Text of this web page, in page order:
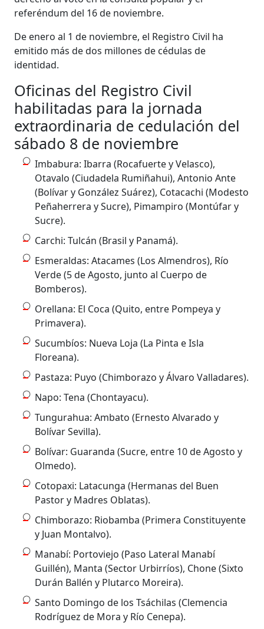
referéndum del 16 de noviembre.
De enero al 1 de noviembre, el Registro Civil ha
emitido más de dos millones de cédulas de
identidad.
Oficinas del Registro Civil
habilitadas para la jornada
extraordinaria de cedulación del
sábado 8 de noviembre
Imbabura: Ibarra (Rocafuerte y Velasco),
Otavalo (Ciudadela Rumiñahui), Antonio Ante
(Bolívar y González Suárez), Cotacachi (Modesto
Peñaherrera y Sucre), Pimampiro (Montúfar y
Sucre).
Carchi: Tulcán (Brasil y Panamá).
Esmeraldas: Atacames (Los Almendros), Río
Verde (5 de Agosto, junto al Cuerpo de
Bomberos).
Orellana: El Coca (Quito, entre Pompeya y
Primavera).
Sucumbíos: Nueva Loja (La Pinta e Isla
Floreana).
Pastaza: Puyo (Chimborazo y Álvaro Valladares).
Napo: Tena (Chontayacu).
Tungurahua: Ambato (Ernesto Alvarado y
Bolívar Sevilla).
Bolívar: Guaranda (Sucre, entre 10 de Agosto y
Olmedo).
Cotopaxi: Latacunga (Hermanas del Buen
Pastor y Madres Oblatas).
Chimborazo: Riobamba (Primera Constituyente
y Juan Montalvo).
Manabí: Portoviejo (Paso Lateral Manabí
Guillén), Manta (Sector Urbirríos), Chone (Sixto
Durán Ballén y Plutarco Moreira).
Santo Domingo de los Tsáchilas (Clemencia
Rodríguez de Mora y Río Cenepa).